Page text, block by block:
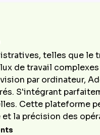
telles que le
de travail
par ordinateur,
S'intégrant
Cette plateforme
la précision des